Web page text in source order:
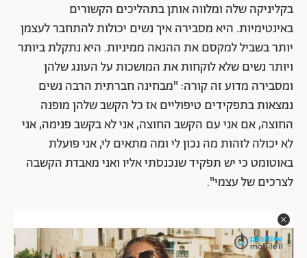
בקליניקה שלה ומלווה אותן בתהליכים הקשורים
באינטימיות. היא מסבירה איך נשים יכולות להתחבר לעצמן
יותר בשביל למקסם את ההנאה ממיניות. היא נתקלת ביותר
ויותר נשים שלא לוקחות את המושכות על העונג שלהן
ומסבירה מדוע זה קורה: "מבחינה חברתית הרבה נשים
נמצאות בתפקידים טיפוליים אז כל הקשב שלהן מופנה
החוצה, אם אני עם הקשב החוצה, אני לא בקשב פנימה, אני
לא יכולה לזהות מה נכון לי ומה מתאים לי, אני פועלת
באוטומט כי יש תפקיד שנכנסתי אליו ואני מאבדת הקשבה
לצרכים של עצמי".